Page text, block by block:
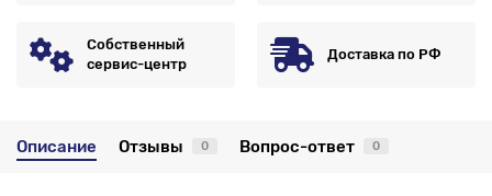
Собственный
сервис-центр
Доставка по РФ
Описание Отзывы 0 Вопрос-ответ 0